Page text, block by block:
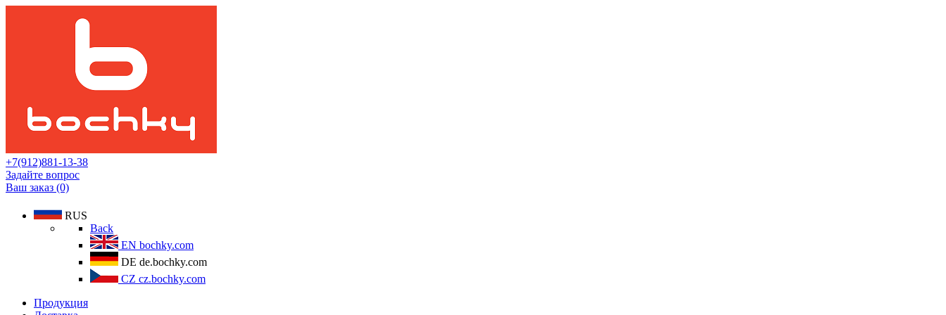
+7(912)881-13-38
Задайте вопрос
Ваш заказ (0)
RUS
Back
EN bochky.com
DE de.bochky.com
CZ cz.bochky.com
Продукция